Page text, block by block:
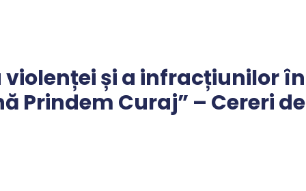
și a infracțiunilor în
Prindem Curaj” – Cereri de